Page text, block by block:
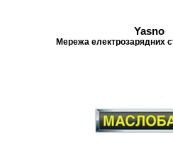
Yasno
Мережа електрозарядних